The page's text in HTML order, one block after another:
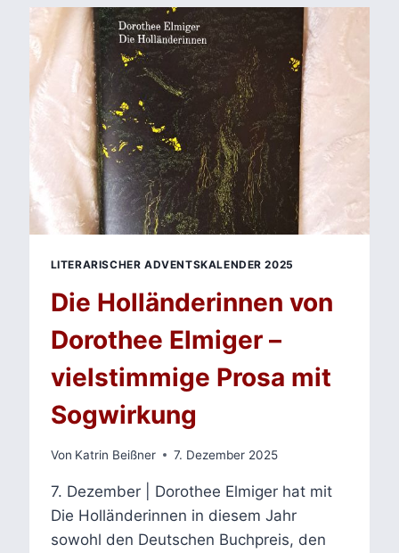
–
HEINRICH
VON
KLEISTS
LITERARISCHES
MEISTERWERK
LITERARISCHER ADVENTSKALENDER 2025
Die Holländerinnen von
Dorothee Elmiger –
vielstimmige Prosa mit
Sogwirkung
Von Katrin Beißner 7. Dezember 2025
7. Dezember | Dorothee Elmiger hat mit
Die Holländerinnen in diesem Jahr
sowohl den Deutschen Buchpreis, den